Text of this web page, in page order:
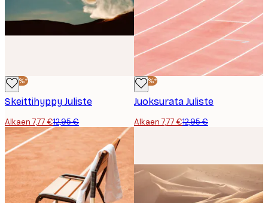
-40%*
Skeittihyppy Juliste
Alkaen 7,77 €12,95 €
-40%*
Juoksurata Juliste
Alkaen 7,77 €12,95 €